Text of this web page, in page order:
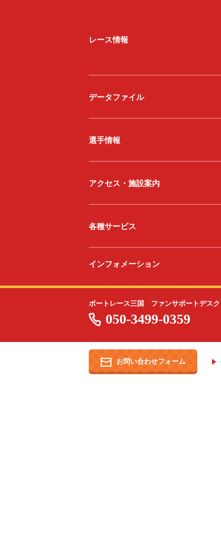
レース情報
データファイル
選手情報
アクセス・施設案内
各種サービス
インフォメーション
ボートレース三国 ファンサポートデスク
050-3499-0359
お問い合わせフォーム